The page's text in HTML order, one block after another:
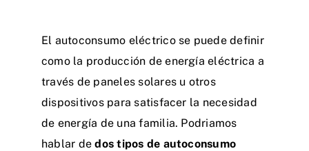
El autoconsumo eléctrico se puede definir
como la producción de energía eléctrica a
través de paneles solares u otros
dispositivos para satisfacer la necesidad
de energía de una familia. Podriamos
hablar dedos tipos de autoconsumo